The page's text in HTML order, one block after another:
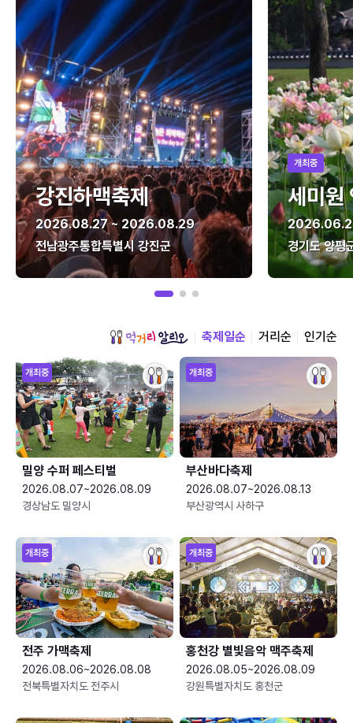
강진하맥축제
2026.08.27 ~ 2026.08.29
전남광주통합특별시 강진군
개최중
세미원
경기도 양평
축제일순 거리순 인기순
개최중
밀양 수퍼 페스티벌
2026.08.07~2026.08.09
경상남도 밀양시
개최중
부산바다축제
2026.08.07~2026.08.13
부산광역시 사하구
개최중
전주 가맥축제
2026.08.06~2026.08.08
전북특별자치도 전주시
개최중
홍천강 별빛음악 맥주축제
2026.08.05~2026.08.09
강원특별자치도 홍천군